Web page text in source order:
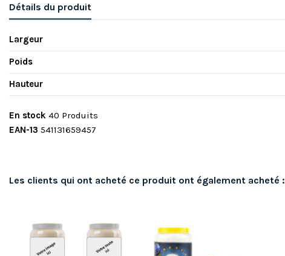
Détails du produit
Largeur
Poids
Hauteur
En stock 40 Produits
EAN-13 541131659457
Les clients qui ont acheté ce produit ont également acheté :